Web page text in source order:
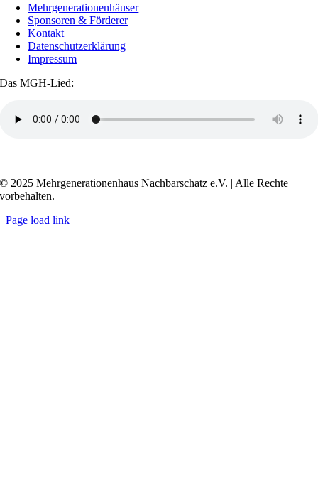
Mehrgenerationenhäuser
Sponsoren & Förderer
Kontakt
Datenschutzerklärung
Impressum
Das MGH-Lied:
© 2025 Mehrgenerationenhaus Nachbarschatz e.V. | Alle Rechte
vorbehalten.
Page load link